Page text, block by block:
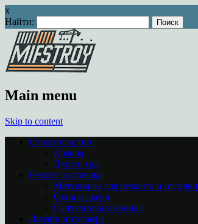
x
Найти:
Main menu
Skip to content
Строительство
Крыша
Двор и сад
Ремонт и отделка
Материалы для ремонта и отделки
Окна и двери
Сантехника и ванная
Дизайн интерьера